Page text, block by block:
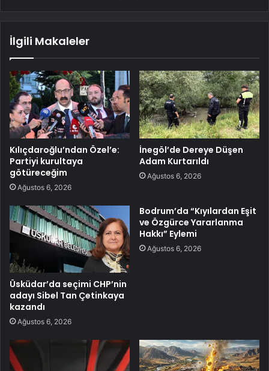
İlgili Makaleler
Kılıçdaroğlu’ndan Özel’e:
Partiyi kurultaya
götüreceğim
Ağustos 6, 2026
İnegöl’de Dereye Düşen
Adam Kurtarıldı
Ağustos 6, 2026
Üsküdar’da seçimi CHP’nin
adayı Sibel Tan Çetinkaya
kazandı
Ağustos 6, 2026
Bodrum’da “Kıyılardan Eşit
ve Özgürce Yararlanma
Hakkı” Eylemi
Ağustos 6, 2026